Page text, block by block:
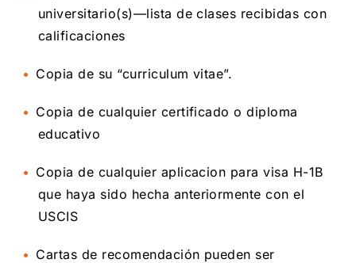
universitario(s)—lista de clases recibidas con
calificaciones
Copia de su “curriculum vitae”.
Copia de cualquier certificado o diploma
educativo
Copia de cualquier aplicacion para visa H-1B
que haya sido hecha anteriormente con el
USCIS
Cartas de recomendación pueden ser